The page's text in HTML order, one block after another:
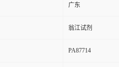
广东
翁江试剂
PA87714